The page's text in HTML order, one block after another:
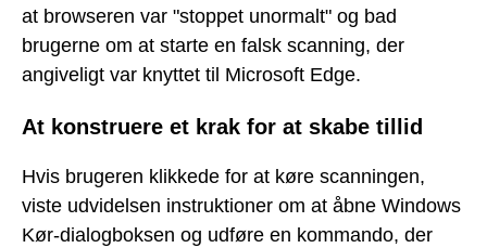
at browseren var "stoppet unormalt" og bad
brugerne om at starte en falsk scanning, der
angiveligt var knyttet til Microsoft Edge.
At konstruere et krak for at skabe tillid
Hvis brugeren klikkede for at køre scanningen,
viste udvidelsen instruktioner om at åbne Windows
Kør-dialogboksen og udføre en kommando, der